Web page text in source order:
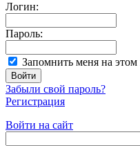
Логин:
Пароль:
Запомнить меня на
Забыли свой пароль?
Регистрация
Войти на сайт